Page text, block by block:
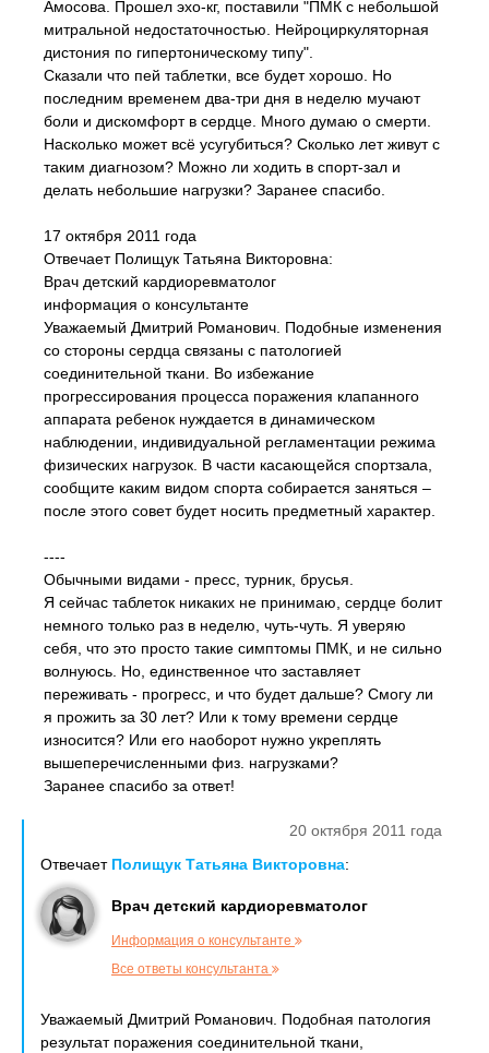
Амосова. Прошел эхо-кг, поставили "ПМК с небольшой
митральной недостаточностью. Нейроциркуляторная
дистония по гипертоническому типу".
Сказали что пей таблетки, все будет хорошо. Но
последним временем два-три дня в неделю мучают
боли и дискомфорт в сердце. Много думаю о смерти.
Насколько может всё усугубиться? Сколько лет живут с
таким диагнозом? Можно ли ходить в спорт-зал и
делать небольшие нагрузки? Заранее спасибо.
17 октября 2011 года
Отвечает Полищук Татьяна Викторовна:
Врач детский кардиоревматолог
информация о консультанте
Уважаемый Дмитрий Романович. Подобные изменения
со стороны сердца связаны с патологией
соединительной ткани. Во избежание
прогрессирования процесса поражения клапанного
аппарата ребенок нуждается в динамическом
наблюдении, индивидуальной регламентации режима
физических нагрузок. В части касающейся спортзала,
сообщите каким видом спорта собирается заняться –
после этого совет будет носить предметный характер.
----
Обычными видами - пресс, турник, брусья.
Я сейчас таблеток никаких не принимаю, сердце болит
немного только раз в неделю, чуть-чуть. Я уверяю
себя, что это просто такие симптомы ПМК, и не сильно
волнуюсь. Но, единственное что заставляет
переживать - прогресс, и что будет дальше? Смогу ли
я прожить за 30 лет? Или к тому времени сердце
износится? Или его наоборот нужно укреплять
вышеперечисленными физ. нагрузками?
Заранее спасибо за ответ!
20 октября 2011 года
Отвечает Полищук Татьяна Викторовна:
Врач детский кардиоревматолог
Информация о консультанте
Все ответы консультанта
Уважаемый Дмитрий Романович. Подобная патология
результат поражения соединительной ткани,